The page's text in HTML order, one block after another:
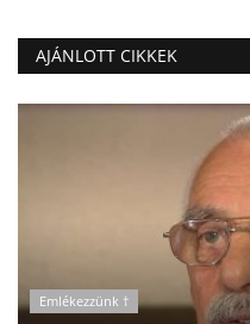
AJÁNLOTT CIKKEK
Emlékezzünk †